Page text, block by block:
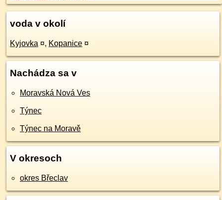
voda v okolí
Kyjovka ¤, Kopanice ¤
Nachádza sa v
Moravská Nová Ves
Týnec
Týnec na Moravě
V okresoch
okres Břeclav